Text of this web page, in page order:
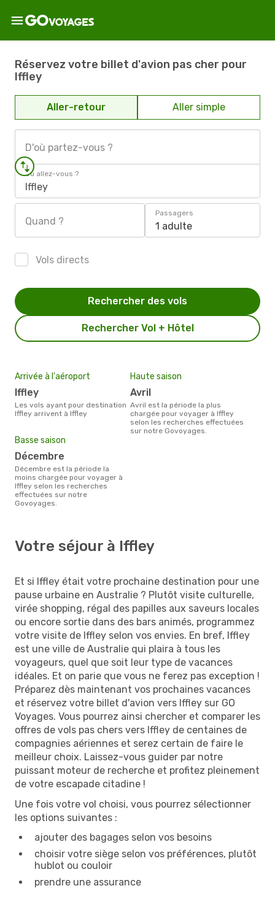
Réservez votre billet d'avion pas cher pour
Iffley
Aller-retour Aller simple
D'où partez-vous ?
Où allez-vous ?
Iffley
Quand ?
Passagers
1 adulte
Vols directs
Rechercher Vol + Hôtel
Rechercher des vols
Arrivée à l'aéroport
Iffley
Les vols ayant pour destination
Iffley arrivent à Iffley
Haute saison
avril
avril est la période la plus
chargée pour voyager à Iffley
selon les recherches effectuées
sur notre Govoyages.
Basse saison
décembre
décembre est la période la
moins chargée pour voyager à
Iffley selon les recherches
effectuées sur notre
Govoyages.
Votre séjour à Iffley
Et si Iffley était votre prochaine destination pour une
pause urbaine en Australie ? Plutôt visite culturelle,
virée shopping, régal des papilles aux saveurs locales
ou encore sortie dans des bars animés, programmez
votre visite de Iffley selon vos envies. En bref, Iffley
est une ville de Australie qui plaira à tous les
voyageurs, quel que soit leur type de vacances
idéales. Et on parie que vous ne ferez pas exception !
Préparez dès maintenant vos prochaines vacances
et réservez votre billet d'avion vers Iffley sur GO
Voyages. Vous pourrez ainsi chercher et comparer les
offres de vols pas chers vers Iffley de centaines de
compagnies aériennes et serez certain de faire le
meilleur choix. Laissez-vous guider par notre
puissant moteur de recherche et profitez pleinement
de votre escapade citadine !
Une fois votre vol choisi, vous pourrez sélectionner
les options suivantes :
ajouter des bagages selon vos besoins
choisir votre siège selon vos préférences, plutôt
hublot ou couloir
prendre une assurance